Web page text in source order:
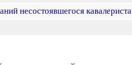
несостоявшегося кавалериста